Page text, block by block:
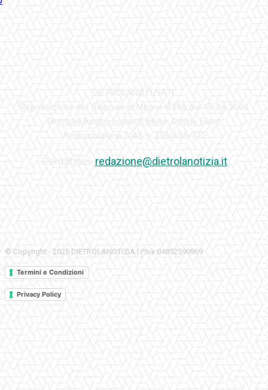
redazione@dietrolanotizia.it
© Copyright - 2025 DIETROLANOTIZIA | P.Iva 04852590969
Termini e Condizioni
Privacy Policy